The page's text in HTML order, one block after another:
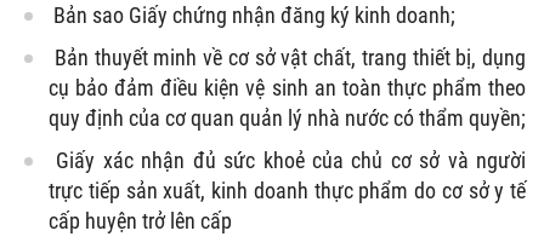
Bản sao Giấy chứng nhận đăng ký kinh doanh;
Bản thuyết minh về cơ sở vật chất, trang thiết bị, dụng
cụ bảo đảm điều kiện vệ sinh an toàn thực phẩm theo
quy định của cơ quan quản lý nhà nước có thẩm quyền;
Giấy xác nhận đủ sức khoẻ của chủ cơ sở và người
trực tiếp sản xuất, kinh doanh thực phẩm do cơ sở y tế
cấp huyện trở lên cấp